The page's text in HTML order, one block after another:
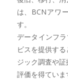
は、BCNアワ
す。
データインフ
ビスを提供す
ジック調査や
評価を得ていま